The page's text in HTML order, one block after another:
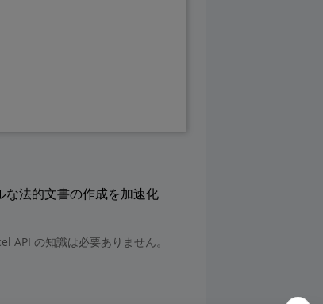
法的文書の作成を加速化
の知識は必要ありません。